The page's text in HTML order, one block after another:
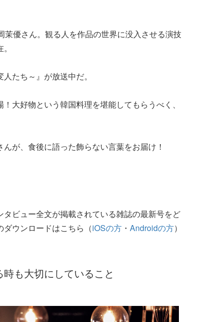
優さん。観る人を作品の世界に没入させる演技
たち～』が放送中だ。
大好物という韓国料理を堪能してもらうべく、
が、食後に語った飾らない言葉をお届け！
ビュー全文が掲載されている雑誌の最新号をど
ウンロードはこちら（iOSの方 ・Androidの方）
も大切にしていること